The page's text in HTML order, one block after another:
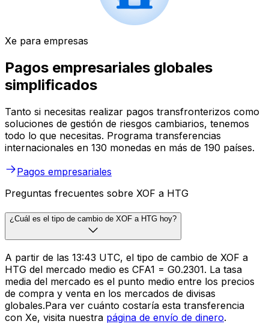
Xe para empresas
Pagos empresariales globales
simplificados
Tanto si necesitas realizar pagos transfronterizos como
soluciones de gestión de riesgos cambiarios, tenemos
todo lo que necesitas. Programa transferencias
internacionales en 130 monedas en más de 190 países.
Pagos empresariales
Preguntas frecuentes sobre XOF a HTG
¿Cuál es el tipo de cambio de XOF a HTG hoy?
A partir de las 13:43 UTC, el tipo de cambio de XOF a
HTG del mercado medio es CFA1 = G0.2301. La tasa
media del mercado es el punto medio entre los precios
de compra y venta en los mercados de divisas
globales.Para ver cuánto costaría esta transferencia
con Xe, visita nuestra página de envío de dinero.